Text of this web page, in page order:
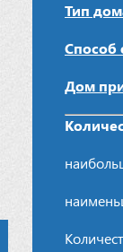
Тип
Способ
Дом